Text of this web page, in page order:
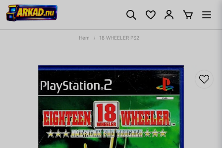
Hem 18 WHEELER PS2